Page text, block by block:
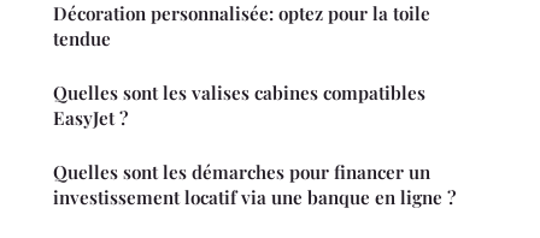
Décoration personnalisée: optez pour la toile
tendue
Quelles sont les valises cabines compatibles
EasyJet ?
Quelles sont les démarches pour financer un
investissement locatif via une banque en ligne ?